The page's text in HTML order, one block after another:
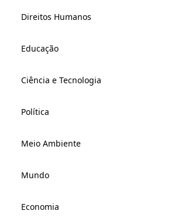
Direitos Humanos
Educação
Ciência e Tecnologia
Política
Meio Ambiente
Mundo
Economia